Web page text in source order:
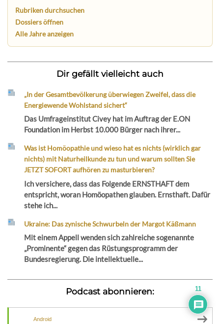
Rubriken durchsuchen
Dossiers öffnen
Alle Jahre anzeigen
Dir gefällt vielleicht auch
„In der Gesamtbevölkerung überwiegen Zweifel, dass die
Energiewende Wohlstand sichert“
Das Umfrageinstitut Civey hat im Auftrag der E.ON
Foundation im Herbst 10.000 Bürger nach ihrer...
Was ist Homöopathie und wieso hat es nichts (wirklich gar
nichts) mit Naturheilkunde zu tun und warum sollten Sie
JETZT SOFORT aufhören zu masturbieren?
Ich versichere, dass das Folgende ERNSTHAFT dem
entspricht, woran Homöopathen glauben. Ernsthaft. Dafür
stehe ich...
Ukraine: Das zynische Schwurbeln der Margot Käßmann
Mit einem Appell wenden sich zahlreiche sogenannte
„Prominente“ gegen das Rüstungsprogramm der
Bundesregierung. Die intellektuelle...
Podcast abonnieren:
Android
11